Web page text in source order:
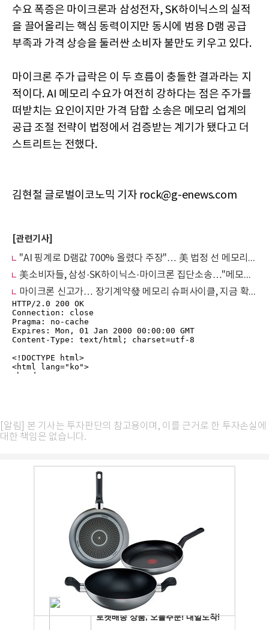
수요 폭증은 마이크론과 삼성전자, SK하이닉스의 실적
을 끌어올리는 핵심 동력이지만 동시에 범용 D램 공급
부족과 가격 상승을 둘러싼 소비자 불만도 키우고 있다.
마이크론 주가 급락은 이 두 흐름이 충돌한 결과라는 지
적이다. AI 메모리 수요가 여전히 강하다는 점은 주가를
떠받치는 요인이지만 가격 담합 소송은 메모리 업계의
공급 조절 전략이 법정에서 검증받는 계기가 됐다고 더
스트리트는 전했다.
김현철 글로벌이코노믹 기자 rock@g-enews.com
[관련기사]
"AI 핑계로 D램값 700% 올렸다 주장"… 美 법정 선 메모리 3사
美소비자들, 삼성·SK하이닉스·마이크론 집단소송…"메모리 가격 담합"
마이크론 신고가… 장기계약發 메모리 슈퍼사이클, 지금 확인할 2가지 지표
[알림] 본 기사는 투자판단의 참고용이며, 이를 근거로 한 투자손실에
대한 책임은 없습니다.